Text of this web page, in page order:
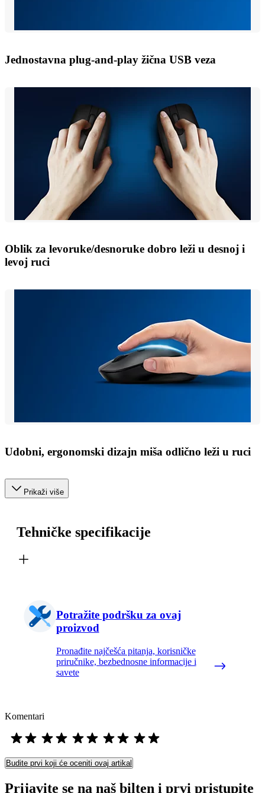
Jednostavna plug-and-play žična USB veza
Oblik za levoruke/desnoruke dobro leži u desnoj i
levoj ruci
Udobni, ergonomski dizajn miša odlično leži u ruci
Prikaži više
Tehničke specifikacije
Potražite podršku za ovaj
proizvod
Pronađite najčešća pitanja, korisničke
priručnike, bezbednosne informacije i
savete
Komentari
Budite prvi koji će oceniti ovaj artikal
Prijavite se na naš bilten i prvi pristupite